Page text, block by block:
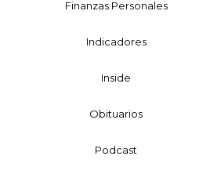
Finanzas Personales
Indicadores
Inside
Obituarios
Podcast